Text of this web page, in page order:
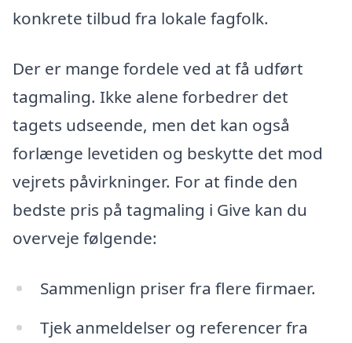
konkrete tilbud fra lokale fagfolk.
Der er mange fordele ved at få udført
tagmaling. Ikke alene forbedrer det
tagets udseende, men det kan også
forlænge levetiden og beskytte det mod
vejrets påvirkninger. For at finde den
bedste pris på tagmaling i Give kan du
overveje følgende:
Sammenlign priser fra flere firmaer.
Tjek anmeldelser og referencer fra